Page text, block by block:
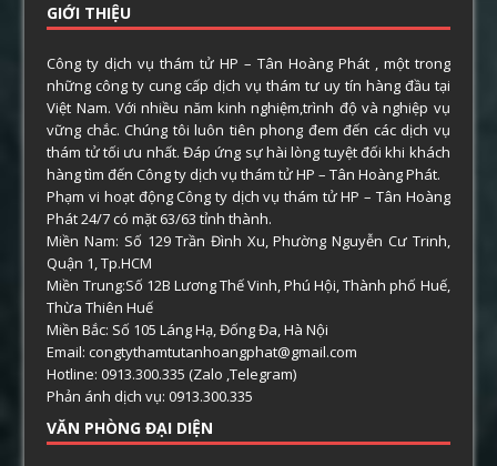
GIỚI THIỆU
Công ty dịch vụ thám tử HP – Tân Hoàng Phát , một trong
những công ty cung cấp dịch vụ thám tư uy tín hàng đầu tại
Việt Nam. Với nhiều năm kinh nghiệm,trình độ và nghiệp vụ
vững chắc. Chúng tôi luôn tiên phong đem đến các dịch vụ
thám tử tối ưu nhất. Đáp ứng sự hài lòng tuyệt đối khi khách
hàng tìm đến Công ty dịch vụ thám tử HP – Tân Hoàng Phát.
Phạm vi hoạt động Công ty dịch vụ thám tử HP – Tân Hoàng
Phát 24/7 có mặt 63/63 tỉnh thành.
Miền Nam: Số 129 Trần Đình Xu, Phường Nguyễn Cư Trinh,
Quận 1, Tp.HCM
Miền Trung:Số 12B Lương Thế Vinh, Phú Hội, Thành phố Huế,
Thừa Thiên Huế
Miền Bắc: Số 105 Láng Hạ, Đống Đa, Hà Nội
Email: congtythamtutanhoangphat@gmail.com
Hotline: 0913.300.335 (Zalo ,Telegram)
Phản ánh dịch vụ: 0913.300.335
VĂN PHÒNG ĐẠI DIỆN